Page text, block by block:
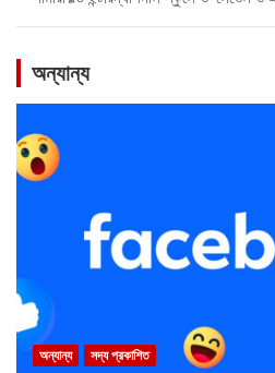
অন্যান্য
অন্যান্য সদ্য প্রকাশিত